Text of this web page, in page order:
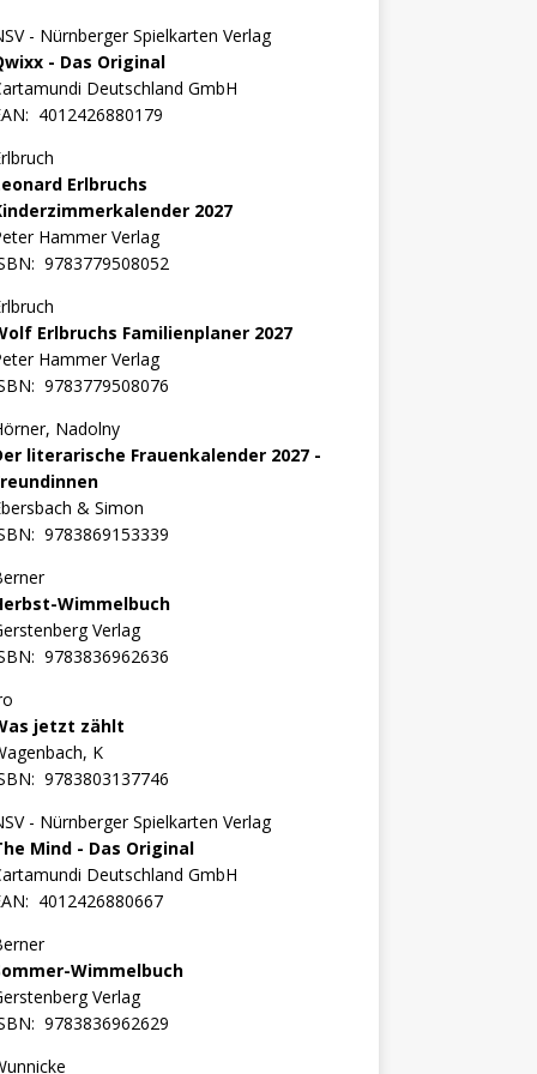
- Nürnberger Spielkarten Verlag
- Das Original
Deutschland GmbH
4012426880179
Erlbruchs
2027
Hammer Verlag
9783779508052
Erlbruchs Familienplaner 2027
Hammer Verlag
9783779508076
Nadolny
literarische Frauenkalender 2027 -
& Simon
9783869153339
Wimmelbuch
Verlag
9783836962636
jetzt zählt
K
9783803137746
- Nürnberger Spielkarten Verlag
Mind - Das Original
Deutschland GmbH
4012426880667
Wimmelbuch
Verlag
9783836962629